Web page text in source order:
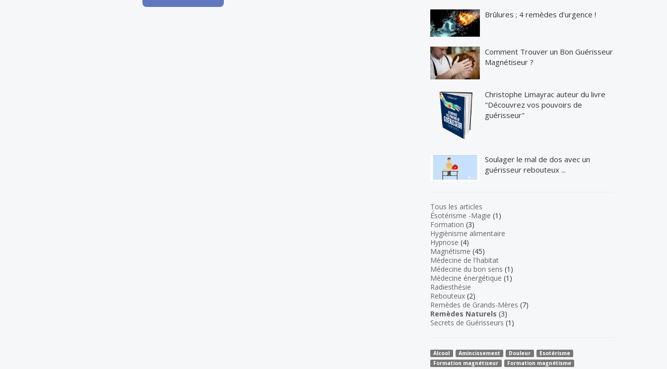
Brûlures ; 4 remèdes d'urgence !
Comment Trouver un Bon Guérisseur
Magnétiseur ?
Christophe Limayrac auteur du livre
"Découvrez vos pouvoirs de
guérisseur"
Soulager le mal de dos avec un
guérisseur rebouteux ...
Tous les articles
Ésotérisme -Magie (1)
Formation (3)
Hygiènisme alimentaire
Hypnose (4)
Magnétisme (45)
Médecine de l'habitat
Médecine du bon sens (1)
Médecine énergétique (1)
Radiesthésie
Rebouteux (2)
Remèdes de Grands-Mères (7)
Remèdes Naturels (3)
Secrets de Guérisseurs (1)
Alcool Amincissement Douleur
Esotérisme
Formation magnétiseur
Formation magnétisme